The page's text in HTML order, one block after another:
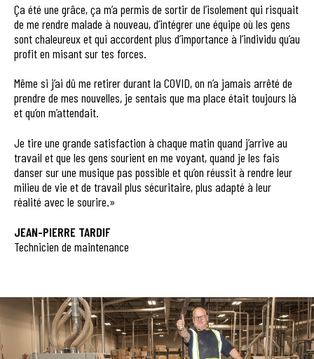
Ça été une grâce, ça m’a permis de sortir de l’isolement qui risquait
de me rendre malade à nouveau, d’intégrer une équipe où les gens
sont chaleureux et qui accordent plus d’importance à l’individu qu’au
profit en misant sur tes forces.
Même si j’ai dû me retirer durant la COVID, on n’a jamais arrêté de
prendre de mes nouvelles, je sentais que ma place était toujours là
et qu’on m’attendait.
Je tire une grande satisfaction à chaque matin quand j’arrive au
travail et que les gens sourient en me voyant, quand je les fais
danser sur une musique pas possible et qu’on réussit à rendre leur
milieu de vie et de travail plus sécuritaire, plus adapté à leur
réalité avec le sourire.»
JEAN-PIERRE TARDIF
Technicien de maintenance